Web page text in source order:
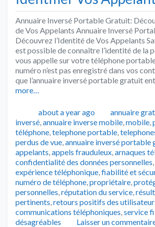
Annuaire Inversé Portable Gratuit:
de Vos Appelants Annuaire Inversé
Découvrez l’Identité de Vos Appelants
est possible de connaître l’identité de la
vous appelle sur votre téléphone
numéro n’est pas enregistré dans vos
que l’annuaire inversé portable gratuit
more…
Publié
about a year ago Catégories
annuaire
inversé,annuaire inverse mobile,mobile,
téléphone,telephone portable,
perdus de vue,annuaire inversé portable
appelants,appels frauduleux,arnaques
confidentialité des données personnelles,
expérience téléphonique,fiabilité et
numéro de téléphone,propriétaire,
personnelles,réputation du service,
pertinents,retours positifs des
communications téléphoniques,service
désagréables
Laisser un